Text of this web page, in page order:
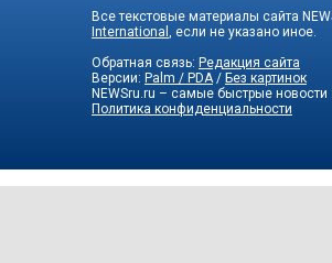
Все текстовые материалы сайта
International
, если не указано иное.
Обратная связь: Редакция сайта
Версии: Palm / PDA / Без картинок
NEWSru.ru – самые быстрые новости
Политика конфиденциальности